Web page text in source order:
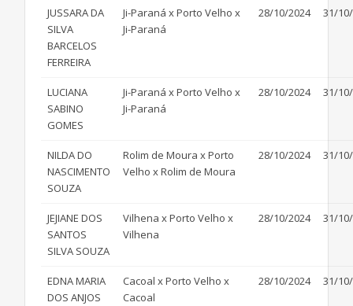
JUSSARA DA
SILVA
BARCELOS
FERREIRA
Ji-Paraná x Porto Velho x
Ji-Paraná
28/10/2024 31/
LUCIANA
SABINO
GOMES
Ji-Paraná x Porto Velho x
Ji-Paraná
28/10/2024 31/
NILDA DO
NASCIMENTO
SOUZA
Rolim de Moura x Porto
Velho x Rolim de Moura
28/10/2024 31/
JEJIANE DOS
SANTOS
SILVA SOUZA
Vilhena x Porto Velho x
Vilhena
28/10/2024 31/
EDNA MARIA
DOS ANJOS
Cacoal x Porto Velho x
Cacoal
28/10/2024 31/